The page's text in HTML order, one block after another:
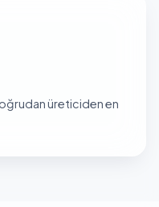
üreticiden en